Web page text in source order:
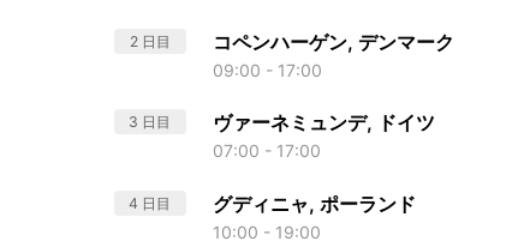
2 日目 コペンハーゲン, デンマーク
09:00 - 17:00
3 日目 ヴァーネミュンデ, ドイツ
07:00 - 17:00
4 日目 グディニャ, ポーランド
10:00 - 19:00